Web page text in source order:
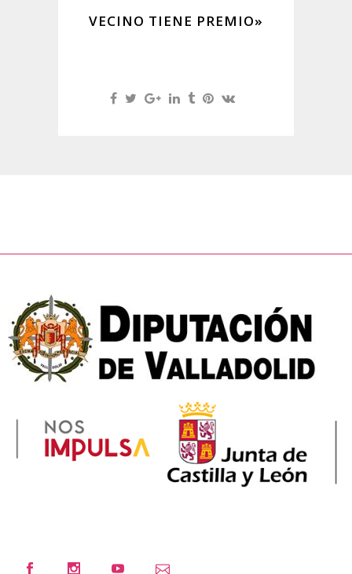
VECINO TIENE PREMIO»